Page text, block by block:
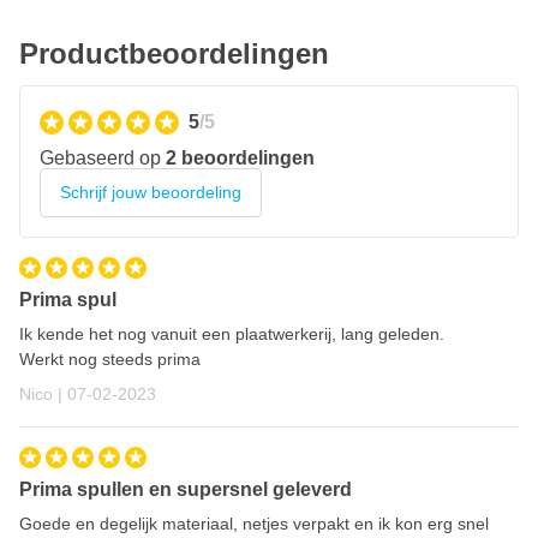
Productbeoordelingen
5/5
Gebaseerd op 2 beoordelingen
Schrijf jouw beoordeling
Prima spul
Ik kende het nog vanuit een plaatwerkerij, lang geleden.
Werkt nog steeds prima
Nico | 7 februari 2023
07-02-2023
Prima spullen en supersnel geleverd
Goede en degelijk materiaal, netjes verpakt en ik kon erg snel